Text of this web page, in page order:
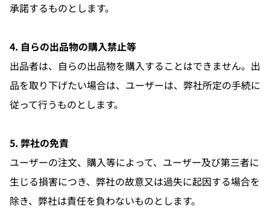
承諾するものとします。
4. 自らの出品物の購入禁止等
出品者は、自らの出品物を購入することはできません。出
品を取り下げたい場合は、ユーザーは、弊社所定の手続に
従って行うものとします。
5. 弊社の免責
ユーザーの注文、購入等によって、ユーザー及び第三者に
生じる損害につき、弊社の故意又は過失に起因する場合を
除き、弊社は責任を負わないものとします。